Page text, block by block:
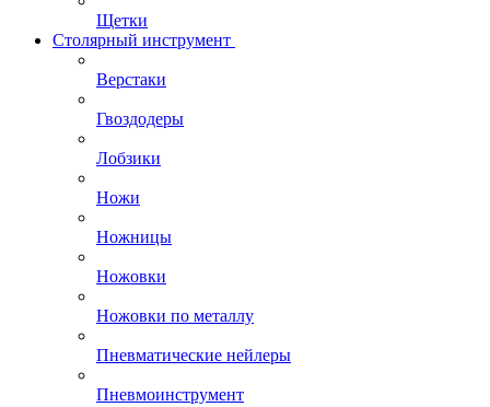
Щетки
Столярный инструмент
Верстаки
Гвоздодеры
Лобзики
Ножи
Ножницы
Ножовки
Ножовки по металлу
Пневматические нейлеры
Пневмоинструмент